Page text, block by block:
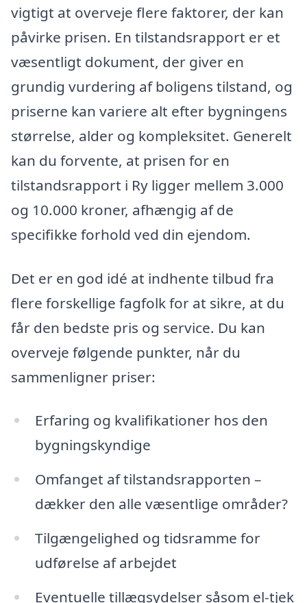
vigtigt at overveje flere faktorer, der kan
påvirke prisen. En tilstandsrapport er et
væsentligt dokument, der giver en
grundig vurdering af boligens tilstand, og
priserne kan variere alt efter bygningens
størrelse, alder og kompleksitet. Generelt
kan du forvente, at prisen for en
tilstandsrapport i Ry ligger mellem 3.000
og 10.000 kroner, afhængig af de
specifikke forhold ved din ejendom.
Det er en god idé at indhente tilbud fra
flere forskellige fagfolk for at sikre, at du
får den bedste pris og service. Du kan
overveje følgende punkter, når du
sammenligner priser:
Erfaring og kvalifikationer hos den
bygningskyndige
Omfanget af tilstandsrapporten –
dækker den alle væsentlige områder?
Tilgængelighed og tidsramme for
udførelse af arbejdet
Eventuelle tillægsydelser såsom el-tjek